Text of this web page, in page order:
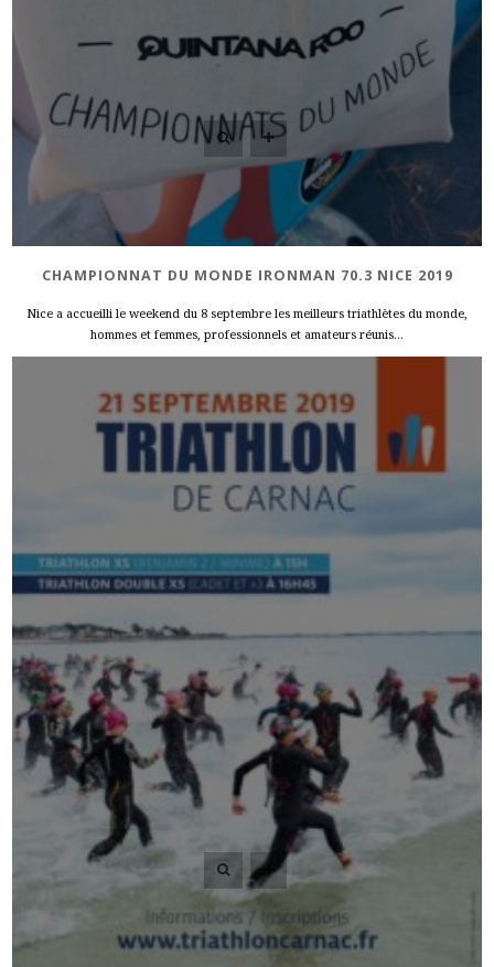
CHAMPIONNAT DU MONDE IRONMAN 70.3 NICE 2019
Nice a accueilli le weekend du 8 septembre les meilleurs triathlètes du monde,
hommes et femmes, professionnels et amateurs réunis...